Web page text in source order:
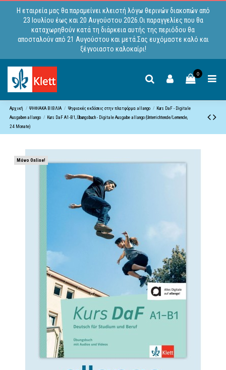
Η εταιρεία μας θα παραμείνει κλειστή λόγω θερινών διακοπών από
23 Ιουλίου έως και 20 Αυγούστου 2026.Οι παραγγελίες που θα
καταχωρηθούν κατά τη διάρκεια αυτής της περιόδου θα
αποσταλούν από 21 Αυγούστου και μετά.Σας ευχόμαστε καλό και
ξέγνοιαστο καλοκαίρι!
0
Αρχική ΨΗΦΙΑΚΑ ΒΙΒΛΙΑ Ψηφιακές εκδόσεις στην πλατφόρμα allango
Kurs DaF - Digitale
Ausgaben allango
Kurs DaF A1-B1, Übungsbuch - Digitale Ausgabe allango (Unterrichtende/Lernende,
24 Monate)
Μόνο Online!